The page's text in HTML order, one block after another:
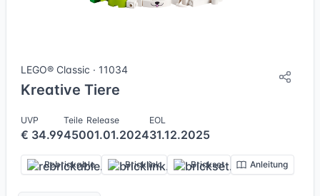
LEGO® Classic · 11034
Kreative Tiere
UVP
€ 34.99
Teile
450
Release
01.01.2024
EOL
31.12.2025
Rebrickable Bricklink Brickset Anleitung